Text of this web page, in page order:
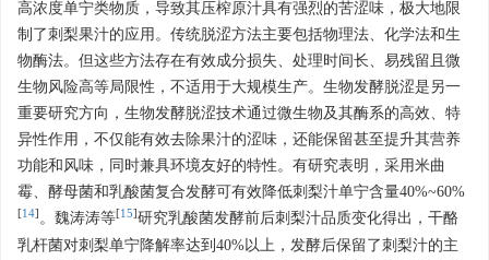
高浓度单宁类物质，导致其压榨原汁具有强烈的苦涩味，极大地限
制了刺梨果汁的应用。传统脱涩方法主要包括物理法、化学法和生
物酶法。但这些方法存在有效成分损失、处理时间长、易残留且微
生物风险高等局限性，不适用于大规模生产。生物发酵脱涩是另一
重要研究方向，生物发酵脱涩技术通过微生物及其酶系的高效、特
异性作用，不仅能有效去除果汁的涩味，还能保留甚至提升其营养
功能和风味，同时兼具环境友好的特性。有研究表明，采用米曲
霉、酵母菌和乳酸菌复合发酵可有效降低刺梨汁单宁含量40%~60%
[14] 。魏涛涛等[15]研究乳酸菌发酵前后刺梨汁品质变化得出，干酪
乳杆菌对刺梨单宁降解率达到40%以上，发酵后保留了刺梨汁的主